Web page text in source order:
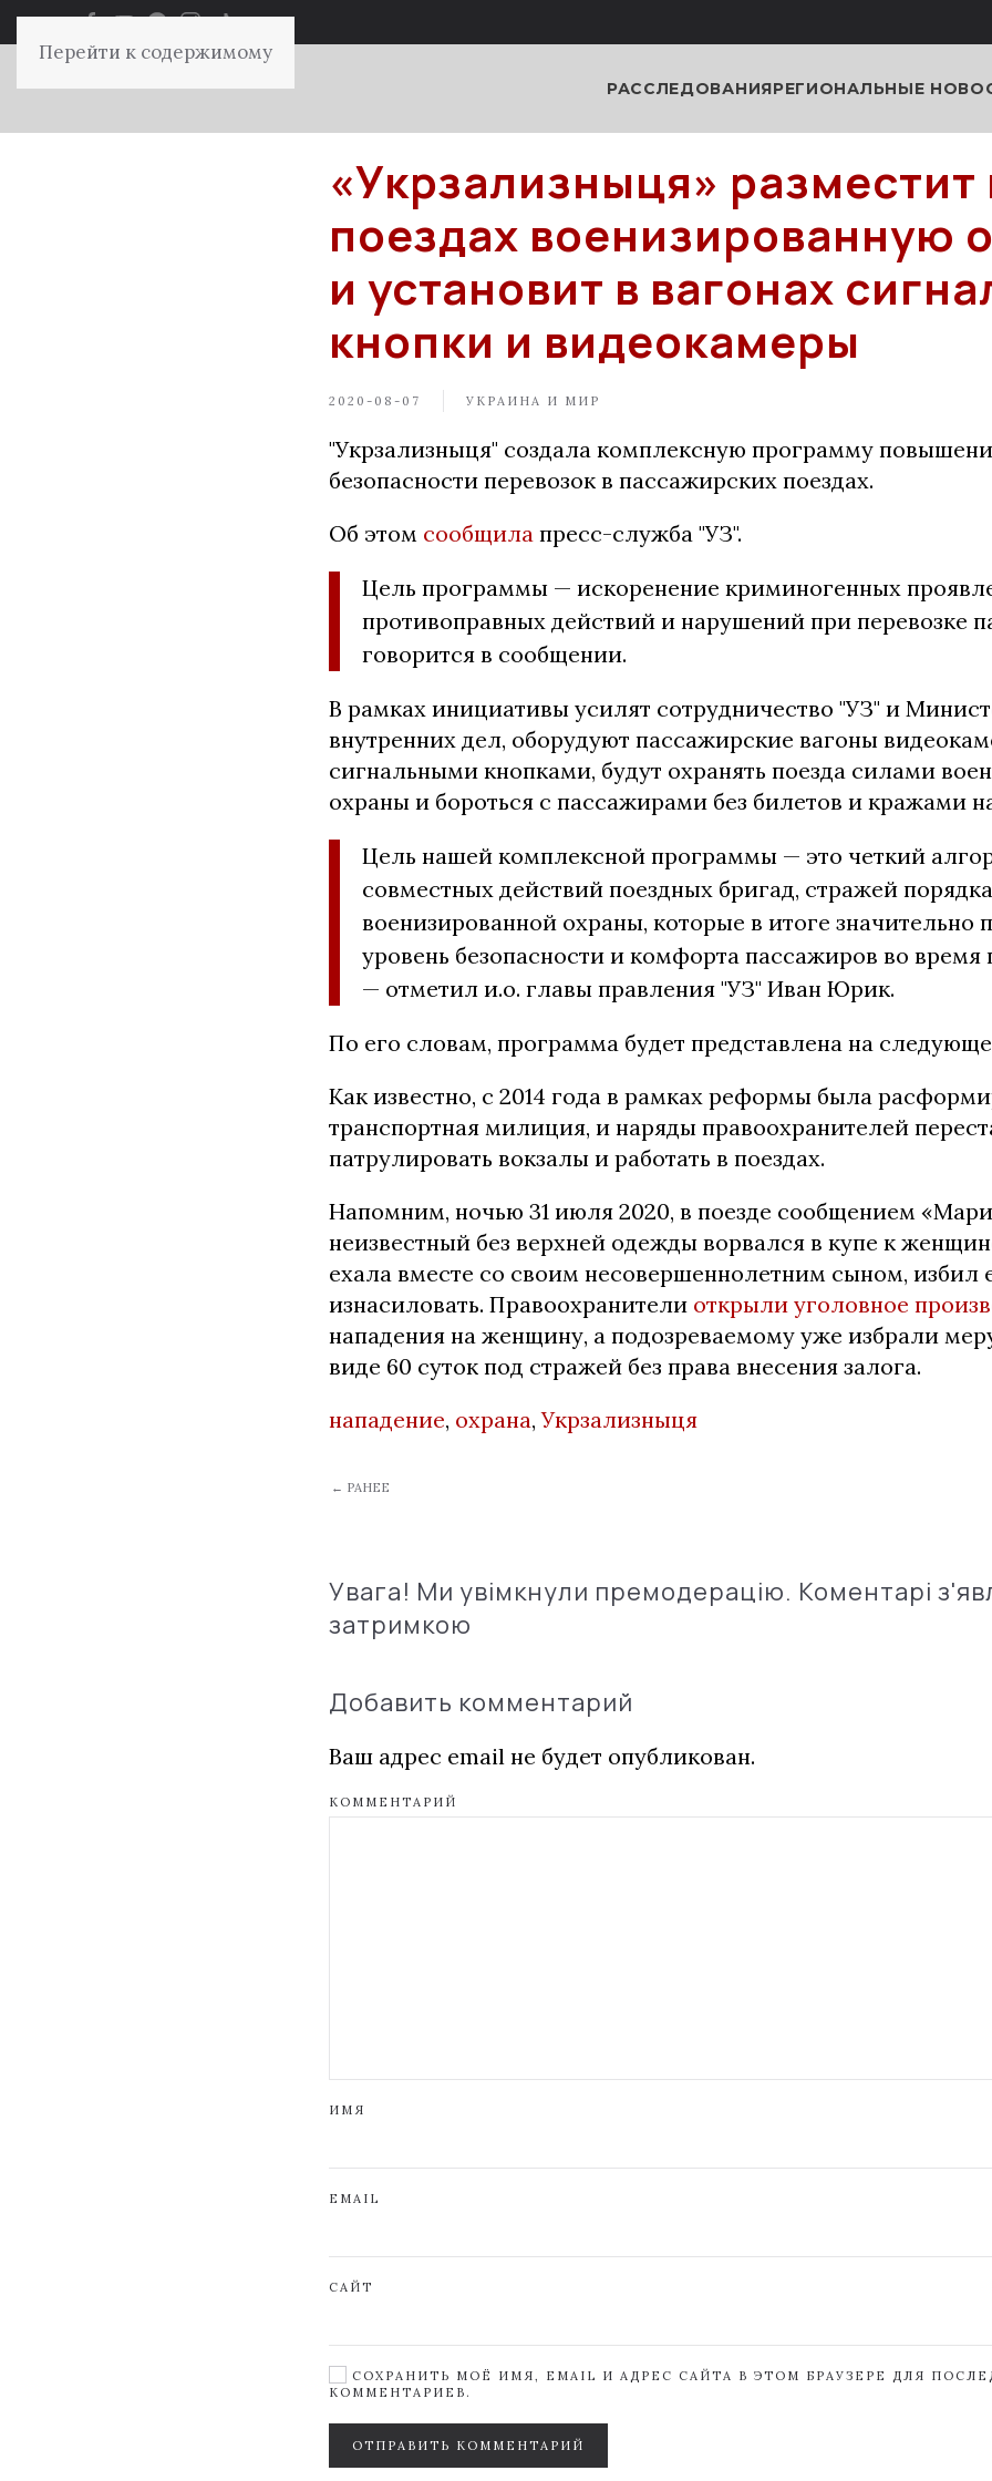
Перейти к содержимому
РАССЛЕДОВАНИЯРЕГИОНАЛЬНЫЕ
«Укрзализныця» разместит
поездах военизированную
и установит в вагонах
кнопки и видеокамеры
2020-08-07 УКРАИНА И МИР
"Укрзализныця" создала комплексную программу
безопасности перевозок в пассажирских поездах.
Об этом сообщила пресс-служба "УЗ".
Цель программы — искоренение криминогенных
противоправных действий и нарушений при перевозке
говорится в сообщении.
В рамках инициативы усилят сотрудничество "УЗ" и
внутренних дел, оборудуют пассажирские вагоны
сигнальными кнопками, будут охранять поезда силами
охраны и бороться с пассажирами без билетов и кражами
Цель нашей комплексной программы — это четкий
совместных действий поездных бригад, стражей
военизированной охраны, которые в итоге значительно
уровень безопасности и комфорта пассажиров во время
— отметил и.о. главы правления "УЗ" Иван Юрик.
По его словам, программа будет представлена на
Как известно, с 2014 года в рамках реформы была
транспортная милиция, и наряды правоохранителей
патрулировать вокзалы и работать в поездах.
Напомним, ночью 31 июля 2020, в поезде сообщением
неизвестный без верхней одежды ворвался в купе к
ехала вместе со своим несовершеннолетним сыном, избил
изнасиловать. Правоохранители открыли уголовное
нападения на женщину, а подозреваемому уже избрали
виде 60 суток под стражей без права внесения залога.
нападение, охрана,Укрзализныця
← РАНЕЕ
Увага! Ми увімкнули премодерацію. Коментарі
затримкою
Добавить комментарий
Ваш адрес email не будет опубликован.
КОММЕНТАРИЙ
ИМЯ
EMAIL
САЙТ
СОХРАНИТЬ МОЁ ИМЯ, EMAIL И АДРЕС САЙТА В ЭТОМ БРАУЗЕРЕ ДЛЯ
КОММЕНТАРИЕВ.
ОТПРАВИТЬ КОММЕНТАРИЙ